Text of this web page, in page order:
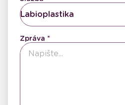
Labioplastika
Zpráva